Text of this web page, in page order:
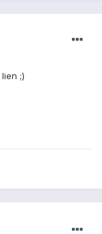
;)